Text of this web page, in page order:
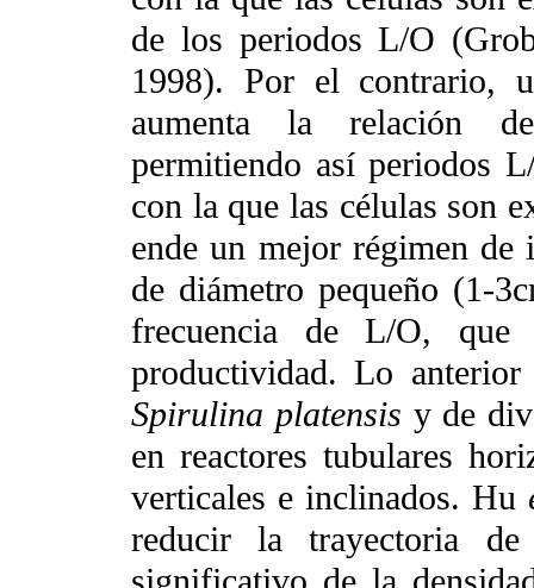
de los periodos L/O
1998). Por el contrario,
aumenta la relación de
permitiendo así periodos
con la que las células son
ende un mejor régimen de
de diámetro pequeño (1-
frecuencia de L/O, que
productividad. Lo
Spirulina platensis y de
en reactores tubulares
verticales e inclinados. Hu
reducir la trayectoria